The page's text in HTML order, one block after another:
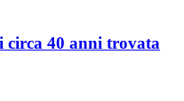
circa 40 anni trovata